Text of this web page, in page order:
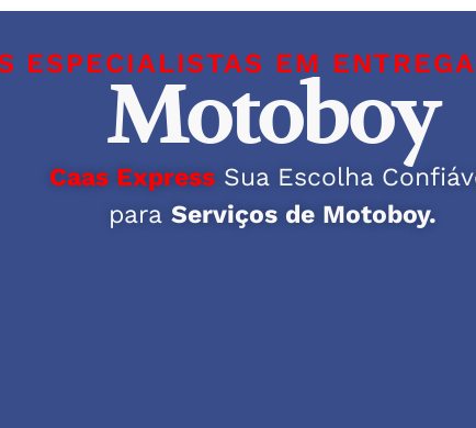
ESPECIALISTAS EM
Motoboy
Caas ExpressSua Escolha
para Serviços de Motoboy.